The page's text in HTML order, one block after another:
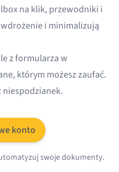
na klik, przewodniki i
i minimalizują
z formularza w
którym możesz zaufać.
niespodzianek.
konto
swoje dokumenty.